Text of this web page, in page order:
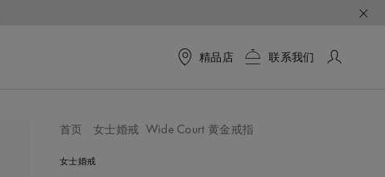
精品店 联系我们
首页 女士婚戒 Wide Court 黄金戒指
女士婚戒